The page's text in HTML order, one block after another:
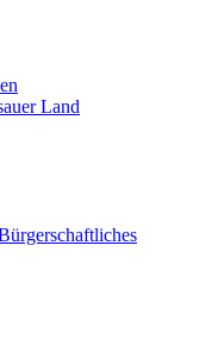
Land